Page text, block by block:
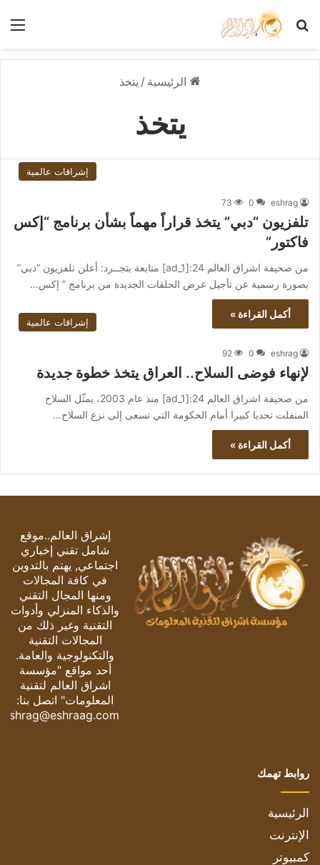
بحث عن
الرئيسية / يتخذ
يتخذ
إشراقات عالمية
eshrag
0
73
تلفزيون “دبي” يتخذ قراراً مهماً بشأن برنامج “إكس
فاكتور”
من صحيفة اشراق العالم 24:[ad_1] متابعة بتجــرد: أعلن تلفزيون “دبي”
بصورة رسمية عن تأجيل عرض الحلقات الجديدة من برنامج ” إكس…
أكمل القراءة »
إشراقات عالمية
eshrag
0
92
لإنهاء فوضى السلاح.. العراق يتخذ خطوة جديدة
من صحيفة اشراق العالم 24:[ad_1] منذ عام 2003، يمثّل السلاح
المنفلت تحديا كبيرا أمام الحكومة التي تسعى إلى نزع السلاح…
أكمل القراءة »
إشراق العالم..موقع
شامل تقني إخباري
اجتماعي, يهتم بالتدوين
في كافة المجالات
ومنها المجال التقني
والذكاء المنزلي وأدوات
التقنية وغير ذلك من
المجالات التقنية
والتكنولوجية والعامة.
أحد مواقع "مؤسسة
اشراق العالم لتقنية
المعلومات" اتصل بنا:
eshrag@eshraag.com
روابط تهمك
الرئيسية
الإنترنت
كمبيوتر